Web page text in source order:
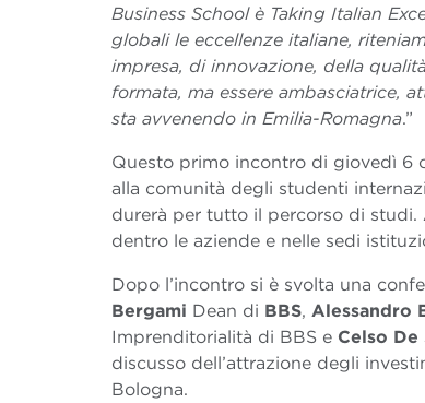
Business School è Taking Italian
globali le eccellenze italiane,
impresa, di innovazione, della
formata, ma essere ambasciatrice,
sta avvenendo in Emilia-Romagna.”
Questo primo incontro di giovedì 6
alla comunità degli studenti
durerà per tutto il percorso di
dentro le aziende e nelle sedi
Dopo l’incontro si è svolta una
Bergami Dean di BBS, Alessandro
Imprenditorialità di BBS e Celso De
discusso dell’attrazione degli
Bologna.